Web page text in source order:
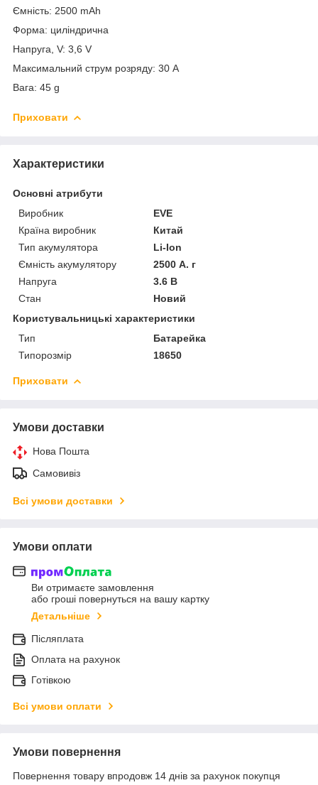
Ємність: 2500 mAh
Форма: циліндрична
Напруга, V: 3,6 V
Максимальний струм розряду: 30 A
Вага: 45 g
Приховати
Характеристики
Основні атрибути
Виробник
EVE
Країна виробник
Китай
Тип акумулятора
Li-Ion
Ємність акумулятору
2500 А. г
Напруга
3.6 В
Стан
Новий
Користувальницькі характеристики
Тип
Батарейка
Типорозмір
18650
Приховати
Умови доставки
Нова Пошта
Самовивіз
Всі умови доставки
Умови оплати
Ви отримаєте замовлення
або гроші повернуться на вашу картку
Детальніше
Післяплата
Оплата на рахунок
Готівкою
Всі умови оплати
Умови повернення
Повернення товару впродовж 14 днів за рахунок покупця